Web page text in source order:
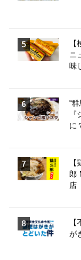
ニ
味
“
に
郎
店
が